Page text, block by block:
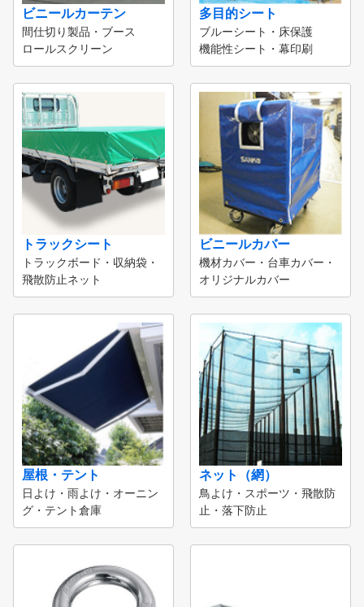
ビニールカーテン
間仕切り製品・ブース
ロールスクリーン
多目的シート
ブルーシート・床保護
機能性シート・幕印刷
トラックシート
トラックボード・収納袋・
飛散防止ネット
ビニールカバー
機材カバー・台車カバー・
オリジナルカバー
屋根・テント
日よけ・雨よけ・オーニン
グ・テント倉庫
ネット（網）
鳥よけ・スポーツ・飛散防
止・落下防止